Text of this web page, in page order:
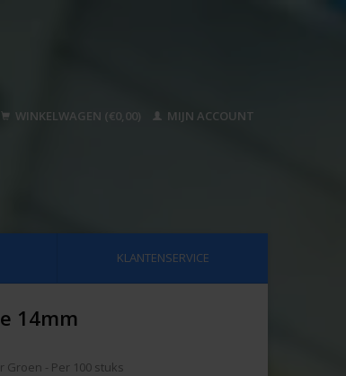
WINKELWAGEN (€0,00) MIJN ACCOUNT
KLANTENSERVICE
14mm
Groen - Per 100 stuks